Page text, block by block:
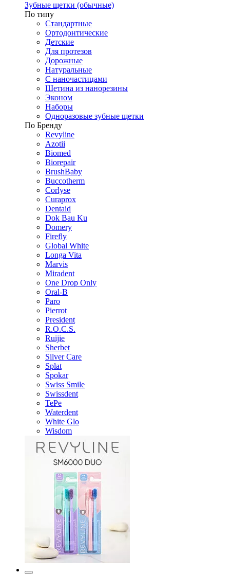
Зубные щетки (обычные)
По типу
Стандартные
Ортодонтические
Детские
Для протезов
Дорожные
Натуральные
С наночастицами
Щетина из нанорезины
Эконом
Наборы
Одноразовые зубные щетки
По Бренду
Revyline
Azotii
Biomed
Biorepair
BrushBaby
Buccotherm
Corlyse
Curaprox
Dentaid
Dok Bau Ku
Domery
Firefly
Global White
Longa Vita
Marvis
Miradent
One Drop Only
Oral-B
Paro
Pierrot
President
R.O.C.S.
Ruijie
Sherbet
Silver Care
Splat
Spokar
Swiss Smile
Swissdent
TePe
Waterdent
White Glo
Wisdom